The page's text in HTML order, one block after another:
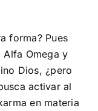
forma? Pues
Alfa Omega y
Dios, ¿pero
activar al
en materia